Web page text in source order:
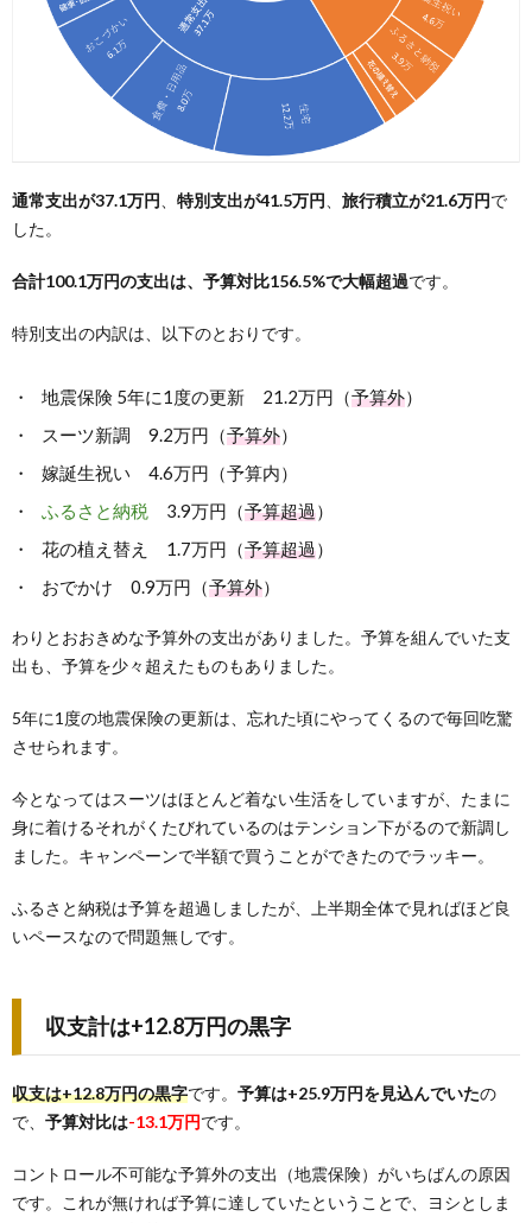
通常支出が37.1万円 特別支出が41.5万円 旅行積立が21.6万円で
した。
合計100.1万円の支出は、予算対比156.5%で大幅超過です。
特別支出の内訳は、以下のとおりです。
地震保険 5年に1度の更新 21.2万円（予算外）
スーツ新調 9.2万円（予算外）
嫁誕生祝い 4.6万円（予算内）
ふるさと納税 3.9万円（予算超過）
花の植え替え 1.7万円（予算超過）
おでかけ 0.9万円（予算外）
わりとおおきめな予算外の支出がありました。予算を組んでいた支
出も、予算を少々超えたものもありました。
5年に1度の地震保険の更新は、忘れた頃にやってくるので毎回吃驚
させられます。
今となってはスーツはほとんど着ない生活をしていますが、たまに
身に着けるそれがくたびれているのはテンション下がるので新調し
ました。キャンペーンで半額で買うことができたのでラッキー。
ふるさと納税は予算を超過しましたが、上半期全体で見ればほど良
いペースなので問題無しです。
収支計は+12.8万円の黒字
収支は+12.8万円の黒字です。 予算は+25.9万円を見込んでいたの
で、 予算対比は-13.1万円です。
コントロール不可能な予算外の支出（地震保険）がいちばんの原因
です。これが無ければ予算に達していたということで、ヨシとしま